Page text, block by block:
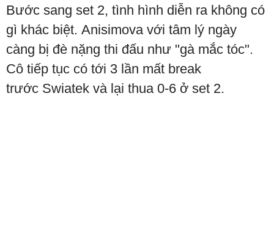
Bước sang set 2, tình hình diễn ra không có
gì khác biệt. Anisimova với tâm lý ngày
càng bị đè nặng thi đấu như "gà mắc tóc".
Cô tiếp tục có tới 3 lần mất break
trước Swiatek và lại thua 0-6 ở set 2.